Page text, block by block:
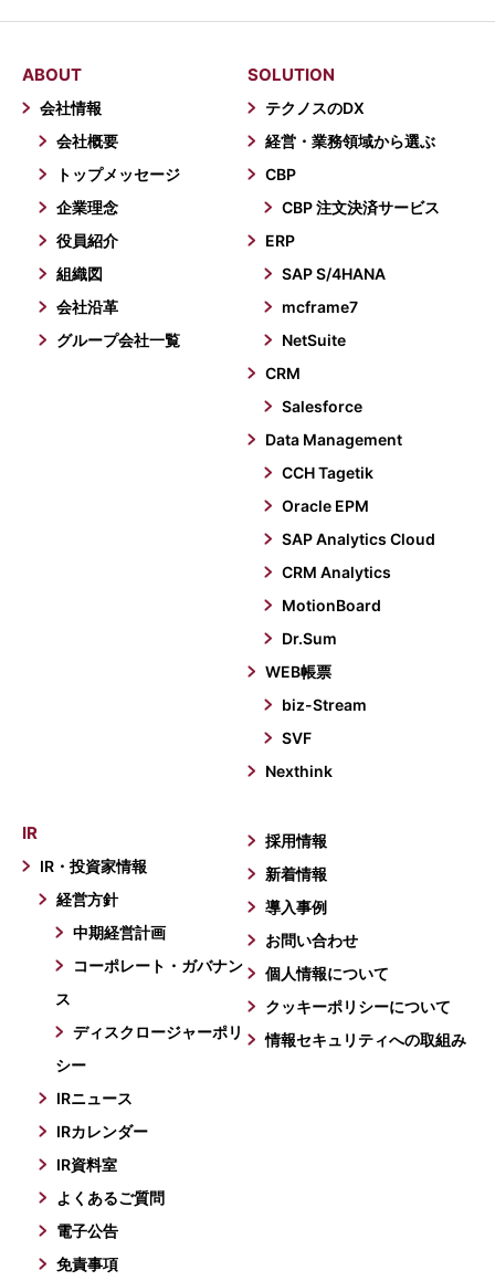
ABOUT
会社情報
会社概要
トップメッセージ
企業理念
役員紹介
組織図
会社沿革
グループ会社一覧
SOLUTION
テクノスのDX
経営・業務領域から選ぶ
CBP
CBP 注文決済サービス
ERP
SAP S/4HANA
mcframe7
NetSuite
CRM
Salesforce
Data Management
CCH Tagetik
Oracle EPM
SAP Analytics Cloud
CRM Analytics
MotionBoard
Dr.Sum
WEB帳票
biz-Stream
SVF
Nexthink
IR
IR・投資家情報
経営方針
中期経営計画
コーポレート・ガバナン
ス
ディスクロージャーポリ
シー
IRニュース
IRカレンダー
IR資料室
よくあるご質問
電子公告
免責事項
採用情報
新着情報
導入事例
お問い合わせ
個人情報について
クッキーポリシーについて
情報セキュリティへの取組み